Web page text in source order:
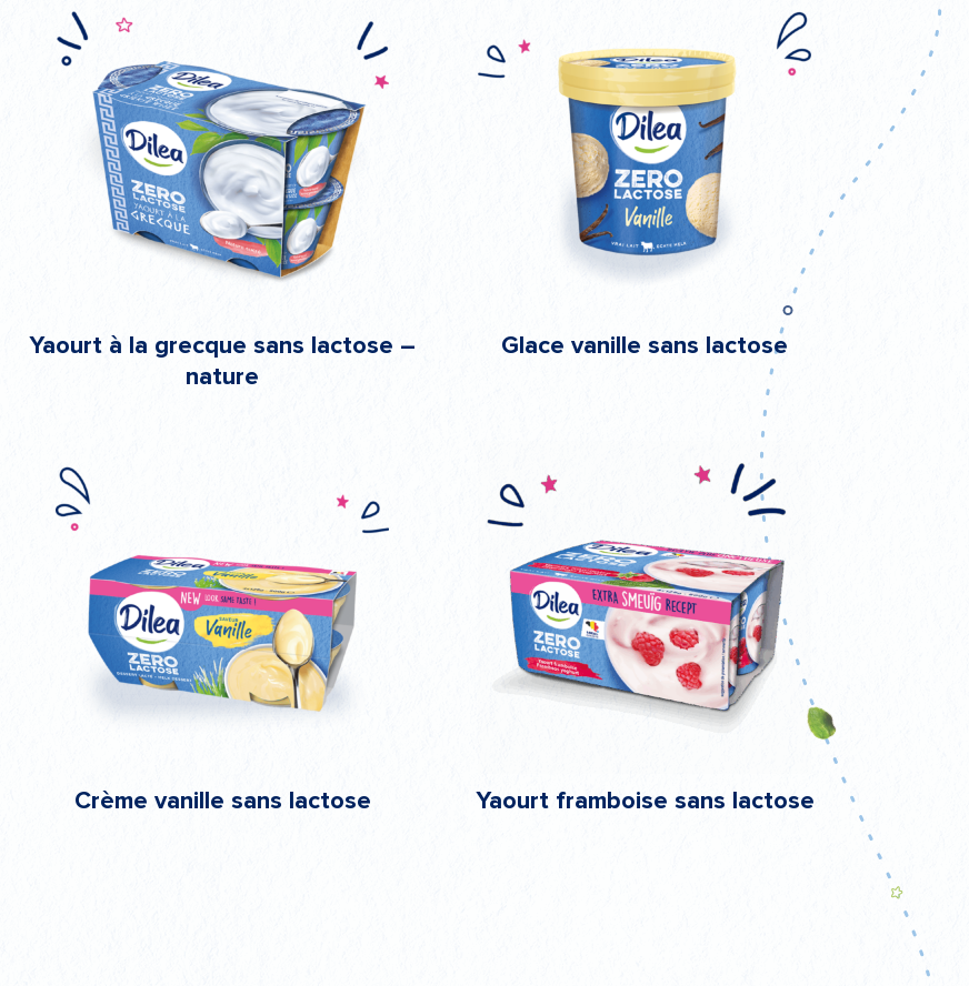
Yaourt à la grecque sans lactose –
nature
Glace vanille sans lactose
Crème vanille sans lactose Yaourt framboise sans lactose